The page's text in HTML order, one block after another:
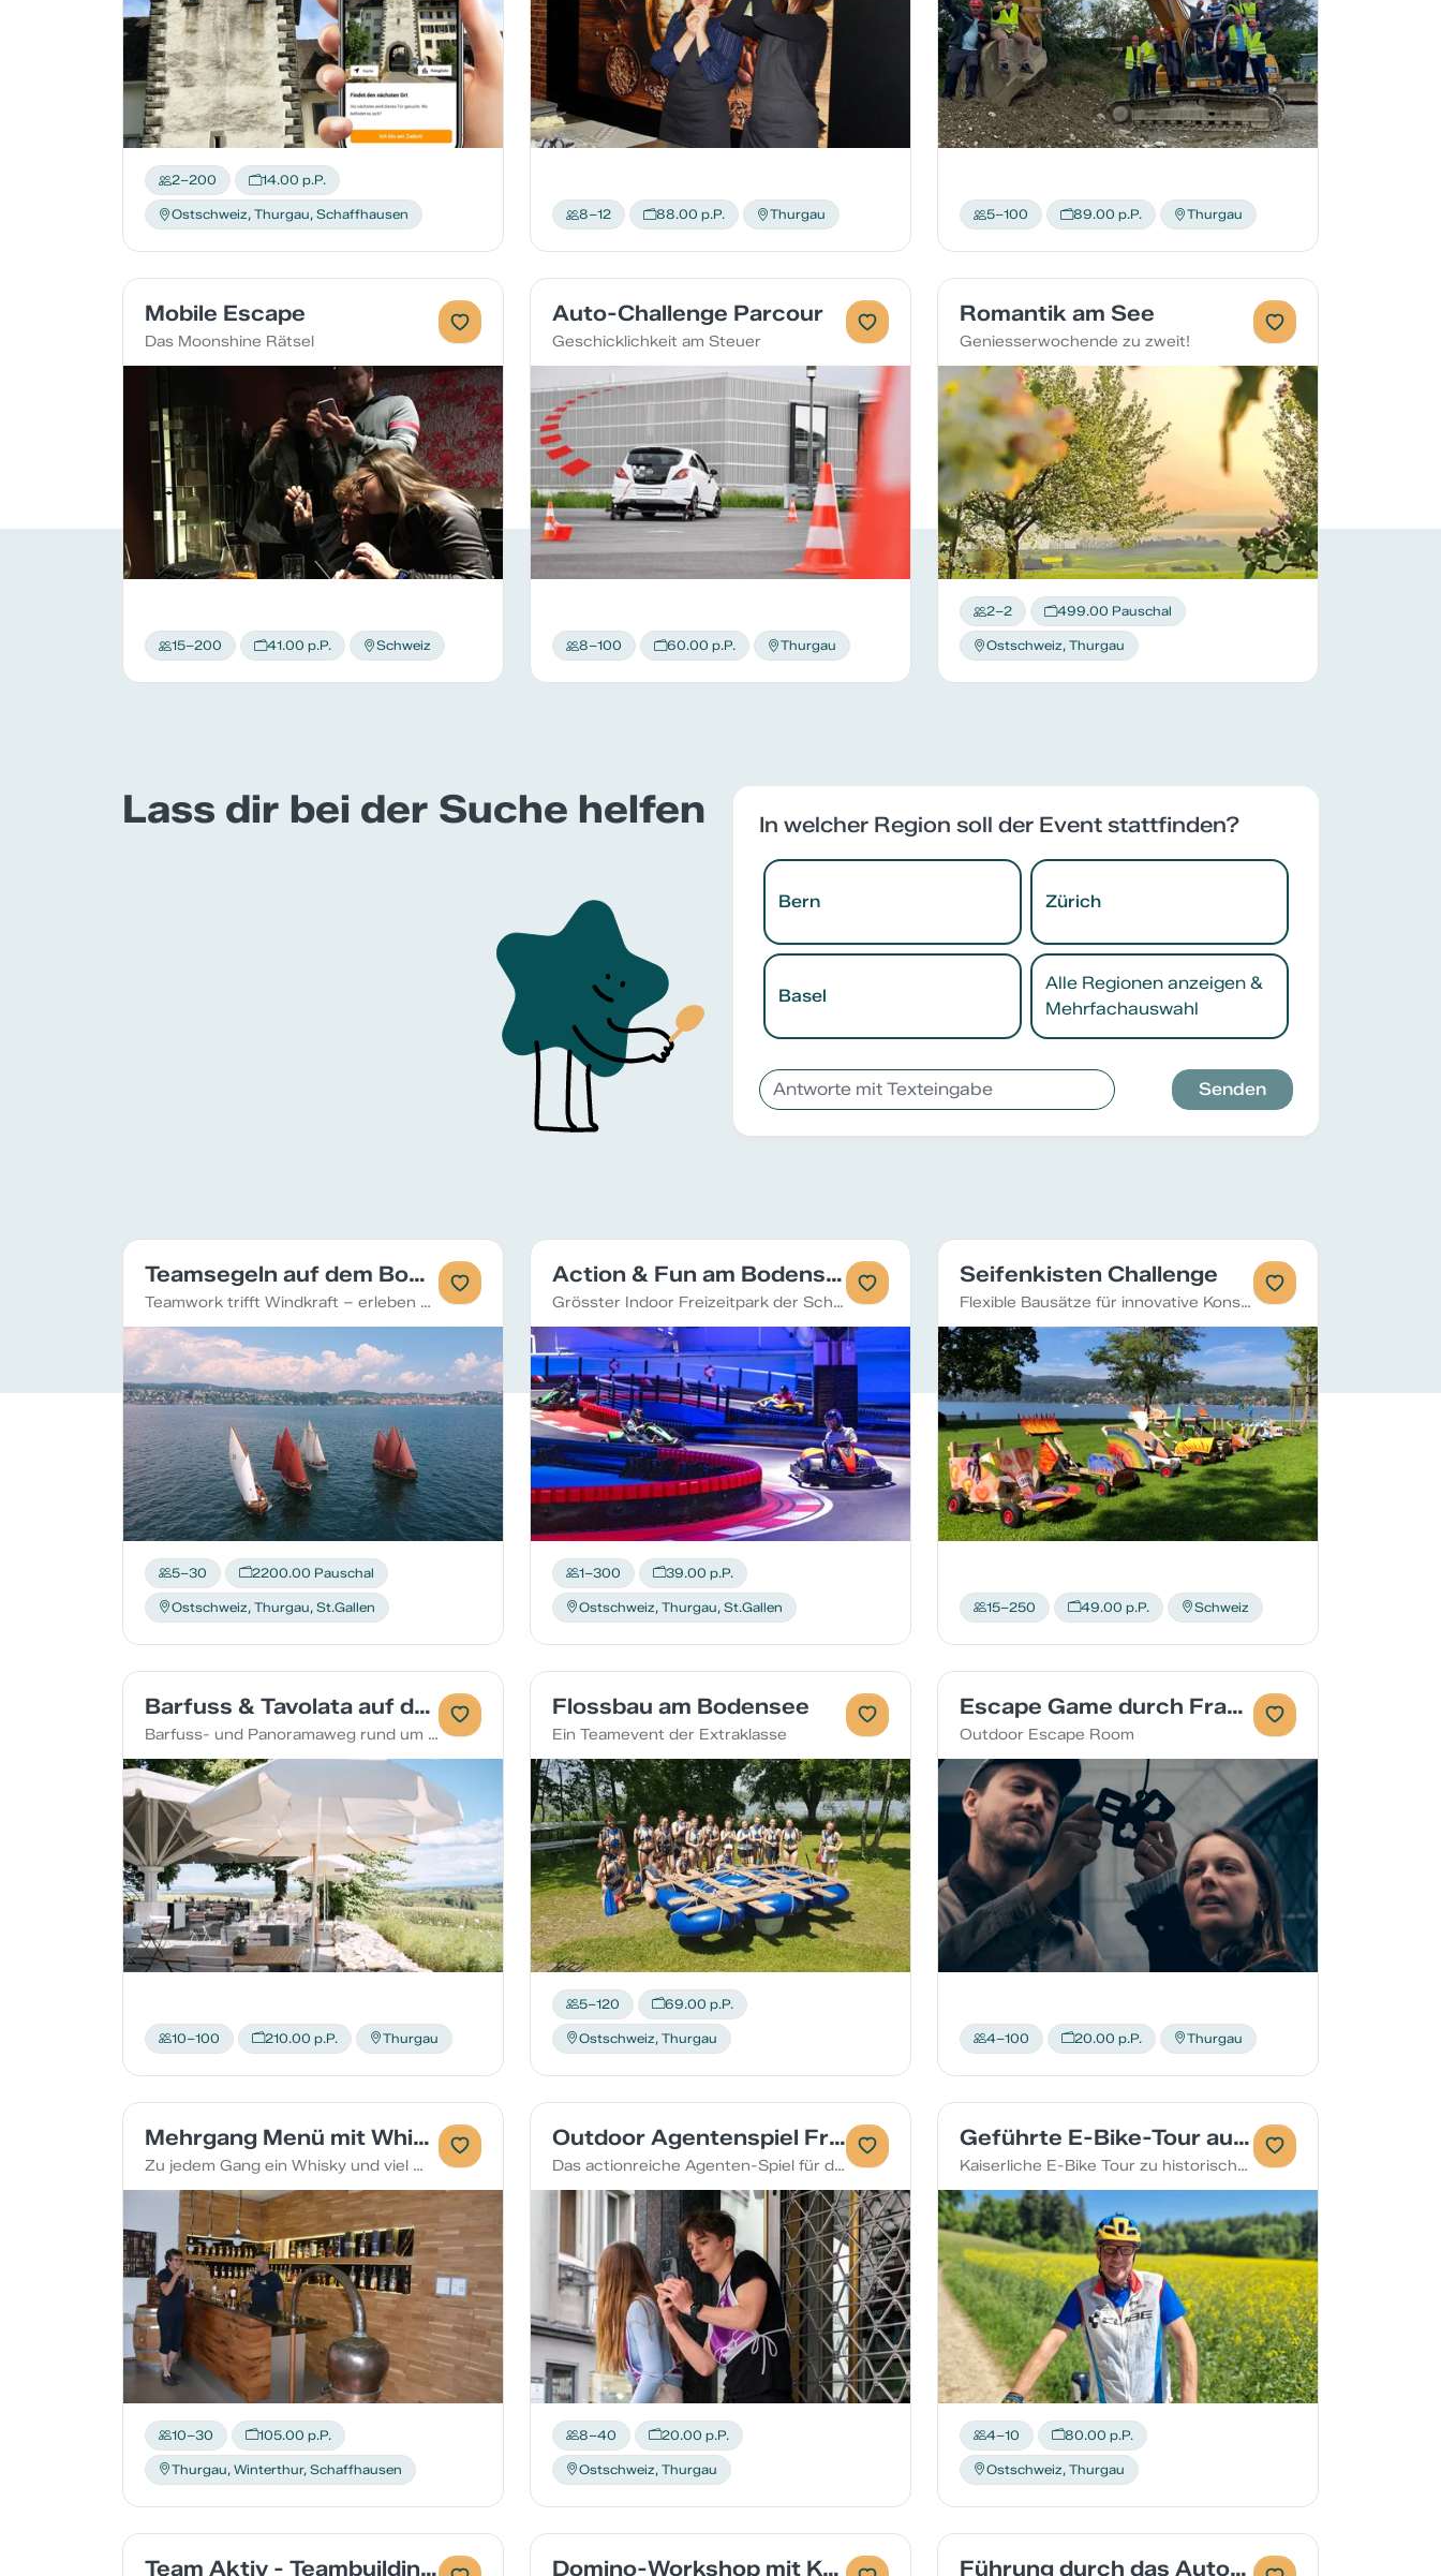
2–200 14.00 p.P.
Ostschweiz, Thurgau, Schaffhausen 8–12 88.00 p.P. Thurgau 5–100 89.00 p.P. Thurgau
Mobile Escape
Das Moonshine Rätsel
15–200 41.00 p.P. Schweiz
Auto-Challenge Parcour
Geschicklichkeit am Steuer
8–100 60.00 p.P. Thurgau
Romantik am See
Geniesserwochende zu zweit!
2–2 499.00 Pauschal
Ostschweiz, Thurgau
Lass dir bei der Suche helfen In welcher Region soll der Event stattfinden?
Bern Zürich
Basel
Alle Regionen anzeigen &
Mehrfachauswahl
Senden
Teamsegeln auf dem Bodensee
Teamwork trifft Windkraft – erleben Sie den Bodensee von seiner sportlichen Seite!
5–30 2200.00 Pauschal
Ostschweiz, Thurgau, St.Gallen
Action & Fun am Bodensee
Grösster Indoor Freizeitpark der Schweiz
1–300 39.00 p.P.
Ostschweiz, Thurgau, St.Gallen
Seifenkisten Challenge
Flexible Bausätze für innovative Konstruktionen
15–250 49.00 p.P. Schweiz
Barfuss & Tavolata auf dem Nollen
Barfuss- und Panoramaweg rund um den Nollen, danach Tavolata mit Weinbegleitung im Giusi’s Nollen: Ein Genussabend mit Jan für Gruppen bis 100 Personen – Natur, Aussicht und regionale Küche in entspannter Atmosphäre.
10–100 210.00 p.P. Thurgau
Flossbau am Bodensee
Ein Teamevent der Extraklasse
5–120 69.00 p.P.
Ostschweiz, Thurgau
Escape Game durch Frauenfeld
Outdoor Escape Room
4–100 20.00 p.P. Thurgau
Mehrgang Menü mit Whisky
Zu jedem Gang ein Whisky und viel Wissenswertes!
10–30 105.00 p.P.
Thurgau, Winterthur, Schaffhausen
Outdoor Agentenspiel Frauenfeld
Das actionreiche Agenten-Spiel für dein Team!
8–40 20.00 p.P.
Ostschweiz, Thurgau
Geführte E-Bike-Tour auf Spuren Napoleon III am schönen Untersee
Kaiserliche E-Bike Tour zu historischen Plätzen ab Ermatingen
4–10 80.00 p.P.
Ostschweiz, Thurgau
Team Aktiv - Teambuilding im Sommer Domino-Workshop mit Kettenreaktion Führung durch das Automobilmuseum